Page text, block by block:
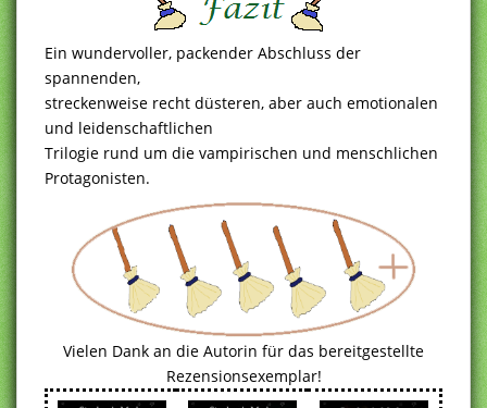
Ein wundervoller, packender Abschluss der
spannenden,
streckenweise recht düsteren, aber auch emotionalen
und leidenschaftlichen
Trilogie rund um die vampirischen und menschlichen
Protagonisten.
Vielen Dank an die Autorin für das bereitgestellte
Rezensionsexemplar!